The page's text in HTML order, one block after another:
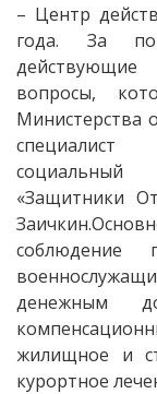
– Центр
года. За
действующие
вопросы,
Министерства
специалист
социальный
«Защитники
соблюдение
денежным
жилищное и
курортное